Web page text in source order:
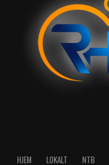
HJEM LOKALT NTB